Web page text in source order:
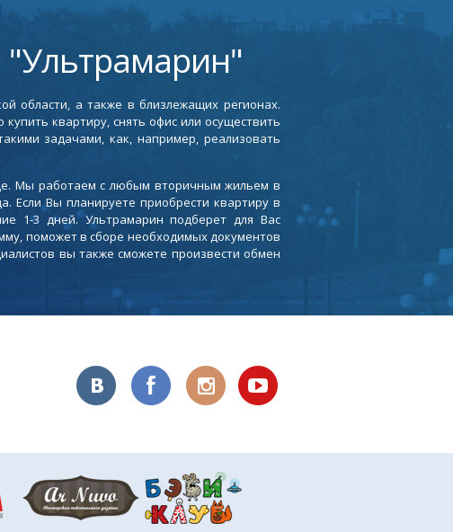
области, а также в близлежащих регионах.
квартиру, снять офис или осуществить
задачами, как, например, реализовать
Мы работаем с любым вторичным жильем в
Если Вы планируете приобрести квартиру в
1-3 дней. Ультрамарин подберет для Вас
поможет в сборе необходимых документов
вы также сможете произвести обмен